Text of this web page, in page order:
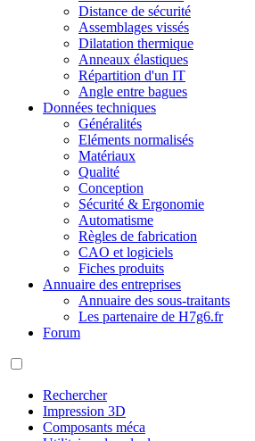
Distance de sécurité
Assemblages vissés
Dilatation thermique
Anneaux élastiques
Répartition d'un IT
Angle entre bagues
Données techniques
Généralités
Eléments normalisés
Matériaux
Qualité
Conception
Sécurité & Ergonomie
Automatisme
Règles de fabrication
CAO et logiciels
Fiches produits
Annuaire des entreprises
Annuaire des sous-traitants
Les partenaire de H7g6.fr
Forum
Rechercher
Impression 3D
Composants méca